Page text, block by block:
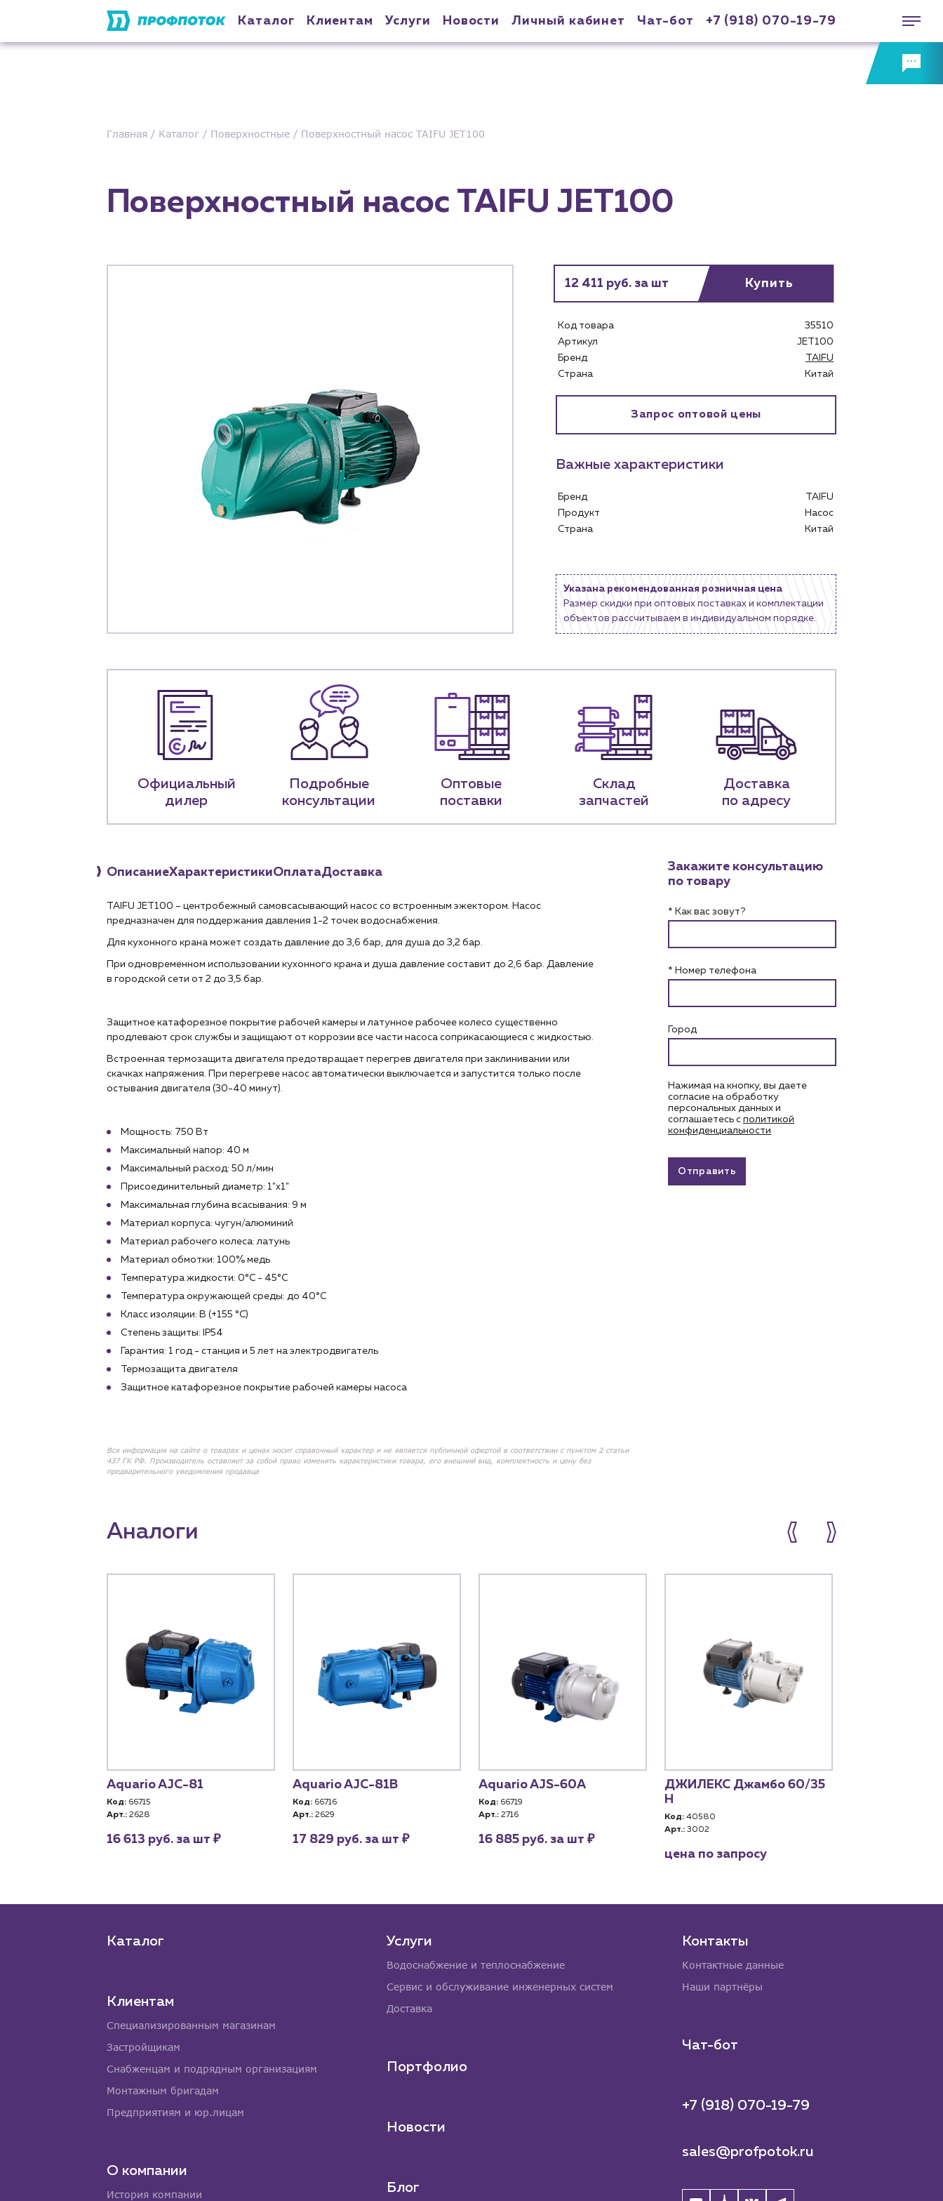
Каталог Клиентам Услуги Новости Личный кабинет Чат-бот +7 (918) 070-19-79
О компании
История компании
Портфолио
Новости
Личный кабинет
Контактные данные
Наши партнёры
+7 (918) 070-19-79
Пн – пт: 9:00 – 18:00
sales@profpotok.ru
г. Краснодар, ул. Российская, 63
Главная Каталог Поверхностные Поверхностный насос TAIFU JET100
Поверхностный насос TAIFU JET100
12 411 руб. за шт Купить
Код товара
35510
Артикул
JET100
Бренд
TAIFU
Страна
Китай
Запрос оптовой цены
Важные характеристики
Бренд
TAIFU
Продукт
Насос
Страна
Китай
Указана рекомендованная розничная цена
Размер скидки при оптовых поставках и комплектации
объектов рассчитываем в индивидуальном порядке.
Официальный
дилер
Подробные
консультации
Оптовые
поставки
Склад
запчастей
Доставка
по адресу
ОписаниеХарактеристикиОплатаДоставка
TAIFU JET100 – центробежный самовсасывающий насос со встроенным эжектором. Насос
предназначен для поддержания давления 1-2 точек водоснабжения.
Для кухонного крана может создать давление до 3,6 бар, для душа до 3,2 бар.
При одновременном использовании кухонного крана и душа давление составит до 2,6 бар. Давление
в городской сети от 2 до 3,5 бар.
Защитное катафорезное покрытие рабочей камеры и латунное рабочее колесо существенно
продлевают срок службы и защищают от коррозии все части насоса соприкасающиеся с жидкостью.
Встроенная термозащита двигателя предотвращает перегрев двигателя при заклинивании или
скачках напряжения. При перегреве насос автоматически выключается и запустится только после
остывания двигателя (30-40 минут).
Мощность: 750 Вт
Максимальный напор: 40 м
Максимальный расход: 50 л/мин
Присоединительный диаметр: 1"х1"
Максимальная глубина всасывания: 9 м
Материал корпуса: чугун/алюминий
Материал рабочего колеса: латунь
Материал обмотки: 100% медь
Температура жидкости: 0°C - 45°C
Температура окружающей среды: до 40°C
Класс изоляции: B (+155 °C)
Степень защиты: IP54
Гарантия: 1 год - станция и 5 лет на электродвигатель
Термозащита двигателя
Защитное катафорезное покрытие рабочей камеры насоса
Вся информация на сайте о товарах и ценах носит справочный характер и не является публичной офертой в соответствии с пунктом 2 статьи
437 ГК РФ. Производитель оставляет за собой право изменять характеристики товара, его внешний вид, комплектность и цену без
предварительного уведомления продавца
Закажите консультацию
по товару
* Как вас зовут?
* Номер телефона
Город
Нажимая на кнопку, вы даете
согласие на обработку
персональных данных и
соглашаетесь c политикой
конфиденциальности
Отправить
Аналоги
Aquario AJC-81
Код: 66715
Арт.: 2628
16 613 руб. за шт ₽
Aquario AJC-81B
Код: 66716
Арт.: 2629
17 829 руб. за шт ₽
Aquario AJS-60А
Код: 66719
Арт.: 2716
16 885 руб. за шт ₽
ДЖИЛЕКС Джамбо 60/35
Н
Код: 40580
Арт.: 3002
цена по запросу
Каталог
Клиентам
Специализированным магазинам
Застройщикам
Снабженцам и подрядным организациям
Монтажным бригадам
Предприятиям и юр.лицам
О компании
История компании
Услуги
Водоснабжение и теплоснабжение
Сервис и обслуживание инженерных систем
Доставка
Портфолио
Новости
Блог
Контакты
Контактные данные
Наши партнёры
Чат-бот
+7 (918) 070-19-79
sales@profpotok.ru